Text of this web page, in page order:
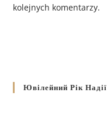
kolejnych komentarzy.
Ювілейний Рік Надії